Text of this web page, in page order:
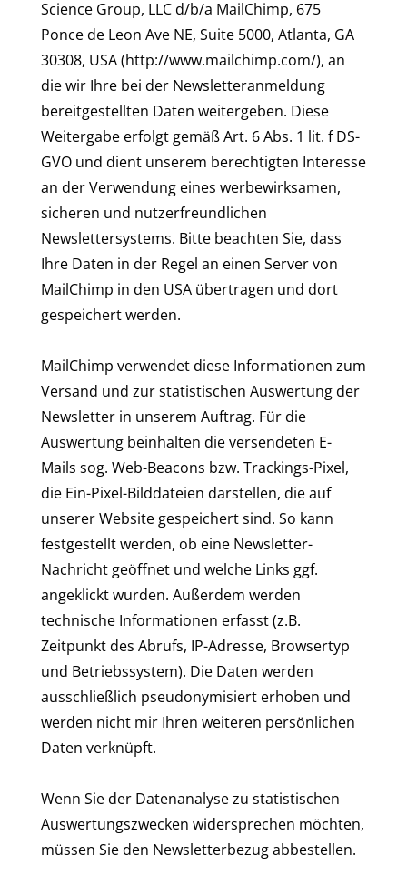
Science Group, LLC d/b/a MailChimp, 675
Ponce de Leon Ave NE, Suite 5000, Atlanta, GA
30308, USA (http://www.mailchimp.com/), an
die wir Ihre bei der Newsletteranmeldung
bereitgestellten Daten weitergeben. Diese
Weitergabe erfolgt gemäß Art. 6 Abs. 1 lit. f DS-
GVO und dient unserem berechtigten Interesse
an der Verwendung eines werbewirksamen,
sicheren und nutzerfreundlichen
Newslettersystems. Bitte beachten Sie, dass
Ihre Daten in der Regel an einen Server von
MailChimp in den USA übertragen und dort
gespeichert werden.
MailChimp verwendet diese Informationen zum
Versand und zur statistischen Auswertung der
Newsletter in unserem Auftrag. Für die
Auswertung beinhalten die versendeten E-
Mails sog. Web-Beacons bzw. Trackings-Pixel,
die Ein-Pixel-Bilddateien darstellen, die auf
unserer Website gespeichert sind. So kann
festgestellt werden, ob eine Newsletter-
Nachricht geöffnet und welche Links ggf.
angeklickt wurden. Außerdem werden
technische Informationen erfasst (z.B.
Zeitpunkt des Abrufs, IP-Adresse, Browsertyp
und Betriebssystem). Die Daten werden
ausschließlich pseudonymisiert erhoben und
werden nicht mir Ihren weiteren persönlichen
Daten verknüpft.
Wenn Sie der Datenanalyse zu statistischen
Auswertungszwecken widersprechen möchten,
müssen Sie den Newsletterbezug abbestellen.